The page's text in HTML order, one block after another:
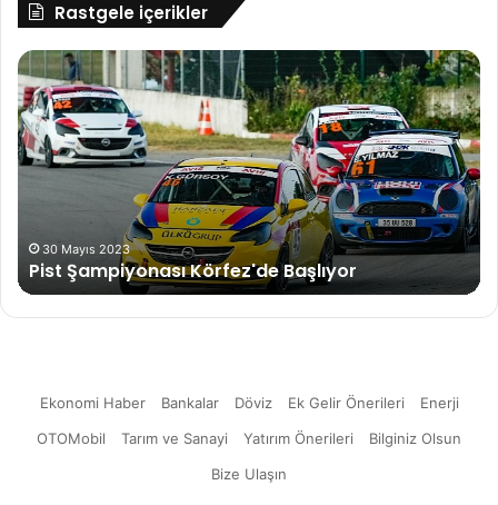
Rastgele içerikler
20
ülkeden
60
tekerlekli
sandalye
tenisçisi,
2024
Paralimpik
Oyunları'na
puan
toplamak
Corendon
Sports
20 ülkeden 60 tekerlekli sandalye tenisçisi, 2024
Paris Paralimpik Oyunları'na puan toplamak için
2. kez Corendon Sports Open'da mücadele
edecek
Ekonomi Haber Bankalar Döviz Ek Gelir Önerileri
Enerji
OTOMobil
Tarım ve Sanayi Yatırım Önerileri
Bilginiz Olsun
Bize Ulaşın